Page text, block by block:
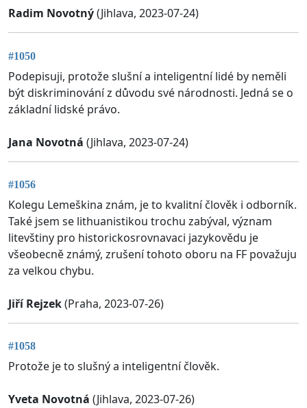
Radim Novotný(Jihlava, 2023-07-24)
#1050
Podepisuji, protože slušní a inteligentní lidé by neměli
být diskriminování z důvodu své národnosti. Jedná se o
základní lidské právo.
Jana Novotná (Jihlava, 2023-07-24)
#1056
Kolegu Lemeškina znám, je to kvalitní člověk i odborník.
Také jsem se lithuanistikou trochu zabýval, význam
litevštiny pro historickosrovnavaci jazykovědu je
všeobecně známý, zrušení tohoto oboru na FF považuju
za velkou chybu.
Jiří Rejzek(Praha, 2023-07-26)
#1058
Protože je to slušný a inteligentní člověk.
Yveta Novotná (Jihlava, 2023-07-26)